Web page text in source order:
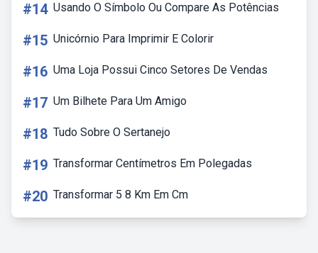
#14 Usando O Símbolo Ou Compare As Potências
#15 Unicórnio Para Imprimir E Colorir
#16 Uma Loja Possui Cinco Setores De Vendas
#17 Um Bilhete Para Um Amigo
#18 Tudo Sobre O Sertanejo
#19 Transformar Centímetros Em Polegadas
#20 Transformar 5 8 Km Em Cm